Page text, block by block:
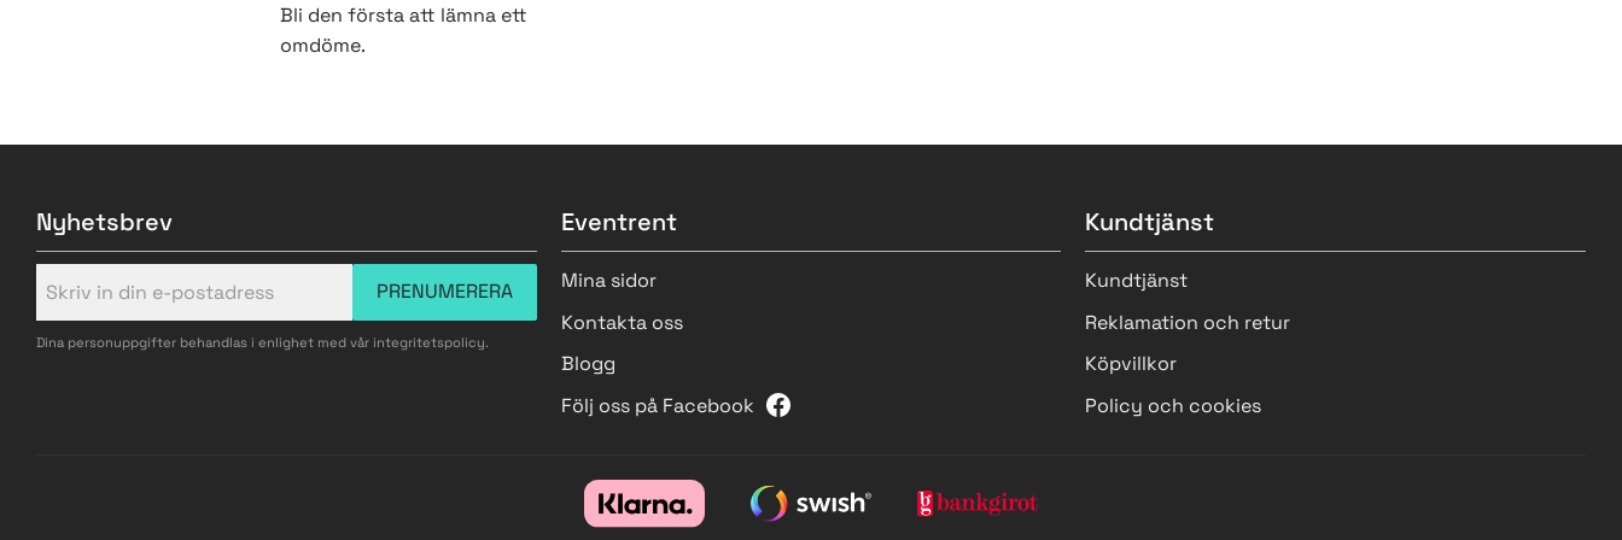
Bli den första att lämna ett
omdöme.
Nyhetsbrev
PRENUMERERA
Dina personuppgifter behandlas i enlighet med vår integritetspolicy.
Eventrent
Mina sidor
Kontakta oss
Blogg
Följ oss på Facebook
Kundtjänst
Kundtjänst
Reklamation och retur
Köpvillkor
Policy och cookies